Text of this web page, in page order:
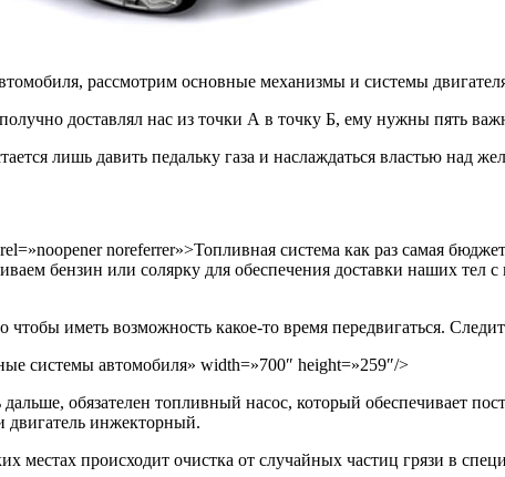
рассмотрим основные механизмы и системы
доставлял нас из точки А в точку Б, ему нужны пять
лишь давить педальку газа и наслаждаться властью над
noreferrer»>Топливная система как раз самая
бензин или солярку для обеспечения доставки наших тел
иметь возможность какое-то время передвигаться.
системы автомобиля» width=»700″ height=»259″/>
обязателен топливный насос, который обеспечивает
двигатель инжекторный.
местах происходит очистка от случайных частиц грязи в